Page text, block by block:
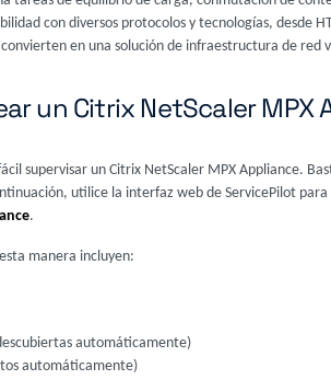
con diversos protocolos y tecnologías, desde
en una solución de infraestructura de red
un Citrix NetScaler MPX
supervisar un Citrix NetScaler MPX Appliance.
utilice la interfaz web de ServicePilot
.
manera incluyen:
automáticamente)
automáticamente)